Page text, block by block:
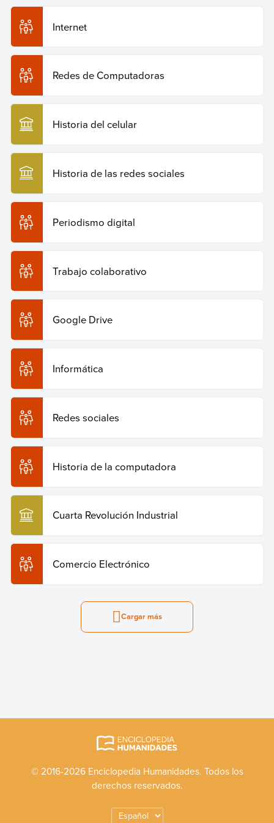
Recuperado el 29 de julio de 2026 de
https://humanidades.com/historia-de-internet/
Copiar cita
Internet
Redes de Computadoras
Historia del celular
Historia de las redes sociales
Periodismo digital
Trabajo colaborativo
Google Drive
Informática
Redes sociales
Historia de la computadora
Cuarta Revolución Industrial
Comercio Electrónico
Cargar más
© 2016-2026 Enciclopedia Humanidades. Todos los
derechos reservados.